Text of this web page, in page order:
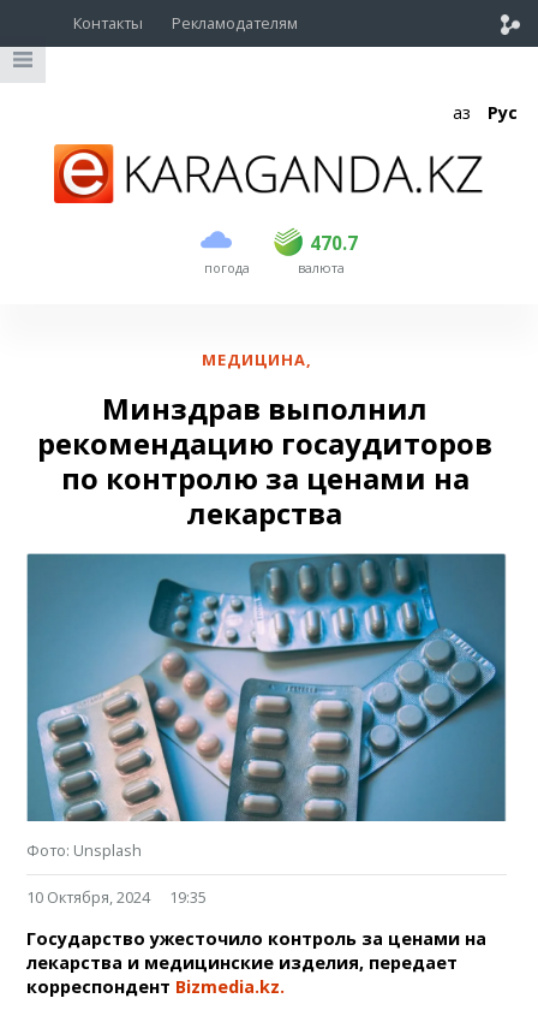
Контакты Рекламодателям
Қаз Рус
погода
470.7
USD 468.5 470.7
EUR валюта
МЕДИЦИНА,
Минздрав выполнил
рекомендацию госаудиторов
по контролю за ценами на
лекарства
Фото: Unsplash
10 Октября, 2024 19:35
Государство ужесточило контроль за ценами на
лекарства и медицинские изделия, передает
корреспондент Bizmedia.kz.